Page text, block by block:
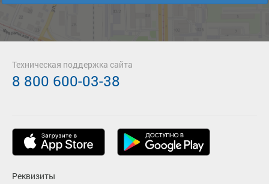
Реквизиты
Техническая поддержка сайта
8 800 600-03-38